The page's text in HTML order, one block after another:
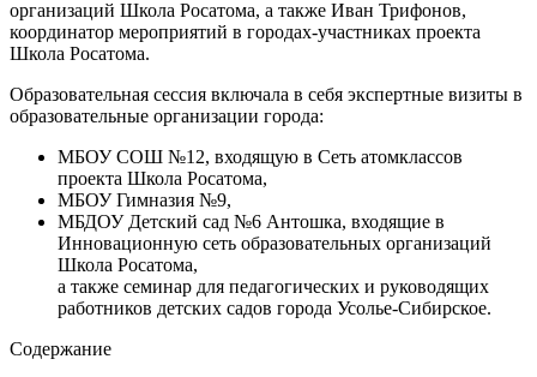
организаций Школа Росатома, а также Иван Трифонов,
координатор мероприятий в городах-участниках проекта
Школа Росатома.
Образовательная сессия включала в себя экспертные визиты в
образовательные организации города:
МБОУ СОШ №12, входящую в Сеть атомклассов
проекта Школа Росатома,
МБОУ Гимназия №9,
МБДОУ Детский сад №6 Антошка, входящие в
Инновационную сеть образовательных организаций
Школа Росатома,
а также семинар для педагогических и руководящих
работников детских садов города Усолье-Сибирское.
Содержание